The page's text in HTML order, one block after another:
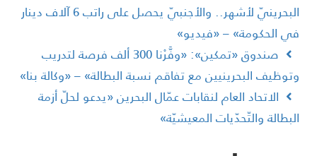
البحرينيّ لأشهر.. والأجنبيّ يحصل على راتب 6 آلاف دينار
الحكومة» – «فيديو»
صندوق «تمكين»: «وفَّرْنا 300 ألف فرصة لتدريب
البحرينيين مع تفاقم نسبة البطالة» – «وكالة بنا»
الاتحاد العام لنقابات عمّال البحرين «يدعو لحلّ أزمة
والتّحدّيات المعيشيّة»